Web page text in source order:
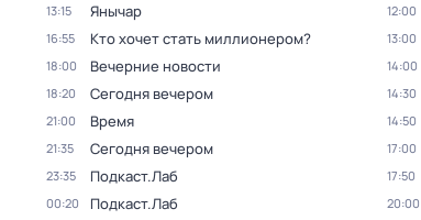
13:15 Янычар
16:55 Кто хочет стать миллионером?
18:00 Вечерние новости
18:20 Сегодня вечером
21:00 Время
21:35 Сегодня вечером
23:35 Подкаст.Лаб
00:20 Подкаст.Лаб
12:00
13:00
14:00
14:30
14:50
17:00
17:50
20:00